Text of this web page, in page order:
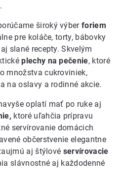
široký výberforiem
pre koláče, torty, bábovky
slané recepty. Skvelým
plechy na pečenie, ktoré
množstva cukroviniek,
na oslavy a rodinné akcie.
oplatí mať po ruke aj
ktoré uľahčia prípravu
servírovanie domácich
občerstvenie elegantne
aj štýlové servírovacie
slávnostné aj každodenné